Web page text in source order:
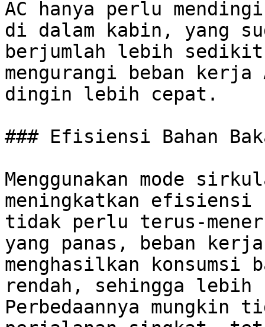
AC hanya perlu
di dalam kabin, yang
berjumlah lebih
mengurangi beban
dingin lebih cepat.
### Efisiensi Bahan
Menggunakan mode
meningkatkan efisiensi
tidak perlu terus-
yang panas, beban
menghasilkan konsumsi
rendah, sehingga lebih
Perbedaannya